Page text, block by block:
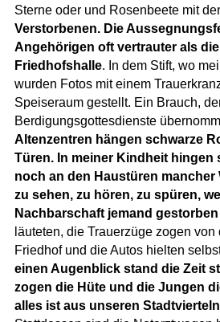
Sterne oder und Rosenbeete mit
Verstorbenen. Die
Angehörigen oft vertrauter als
Friedhofshalle. In dem Stift, wo
wurden Fotos mit einem
Speiseraum gestellt. Ein Brauch,
Berdigungsgottesdienste
Altenzentren hängen schwarze
Türen. In meiner Kindheit hingen
noch an den Haustüren mancher
zu sehen, zu hören, zu spüren,
Nachbarschaft jemand
läuteten, die Trauerzüge zogen
Friedhof und die Autos hielten
einen Augenblick stand die Zeit
zogen die Hüte und die Jungen
alles ist aus unseren